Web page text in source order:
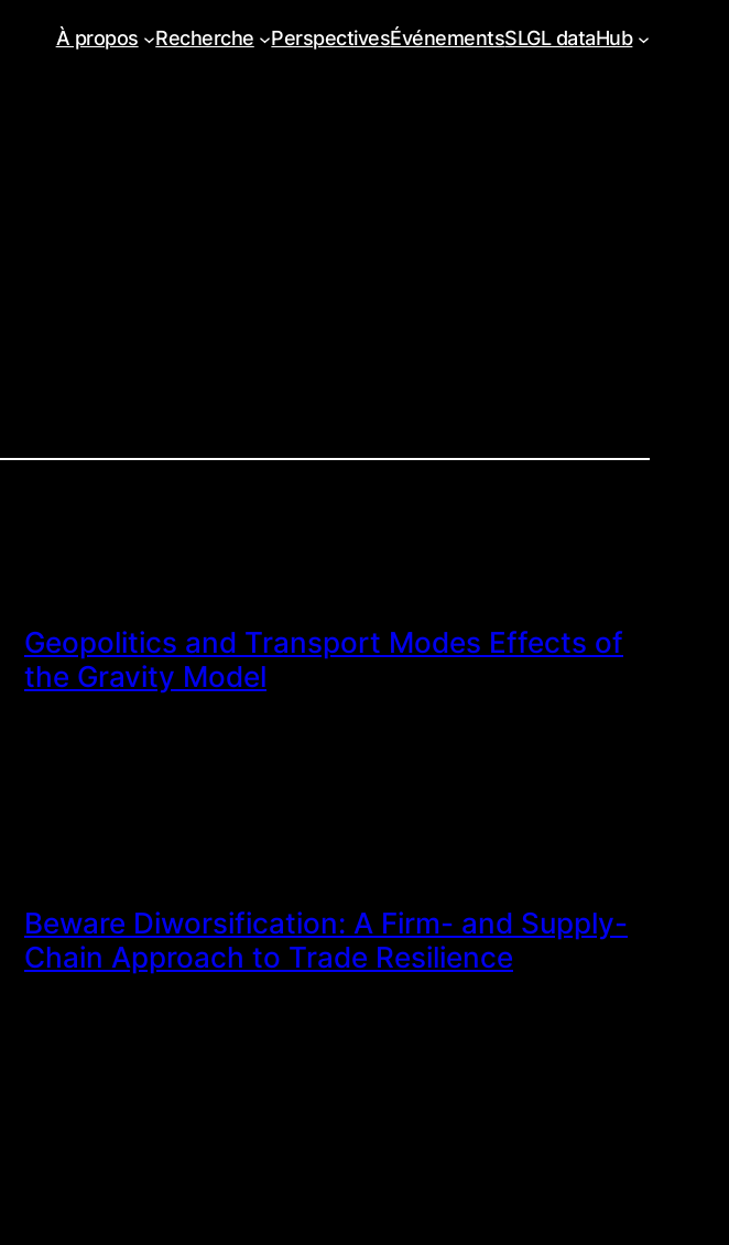
À propos Recherche PerspectivesÉvénementsSLGL dataHub
Geopolitics and Transport Modes Effects of
the Gravity Model
Beware Diworsification: A Firm- and Supply-
Chain Approach to Trade Resilience